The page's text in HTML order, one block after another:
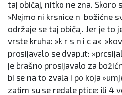
taj običaj, nitko ne zna. Skoro
»Nejmo ni krsnice ni božićne
održaje se taj običaj. Jer je to
vrste kruha: »k r s n i c a«,
prosijavalo se dvaput:
je brašno prosijavalo za
bi se na to zvala i po koja
zatim su se redale ptice: ili 4